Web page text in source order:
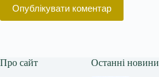
Опублікувати коментар
Про сайт Останні новини